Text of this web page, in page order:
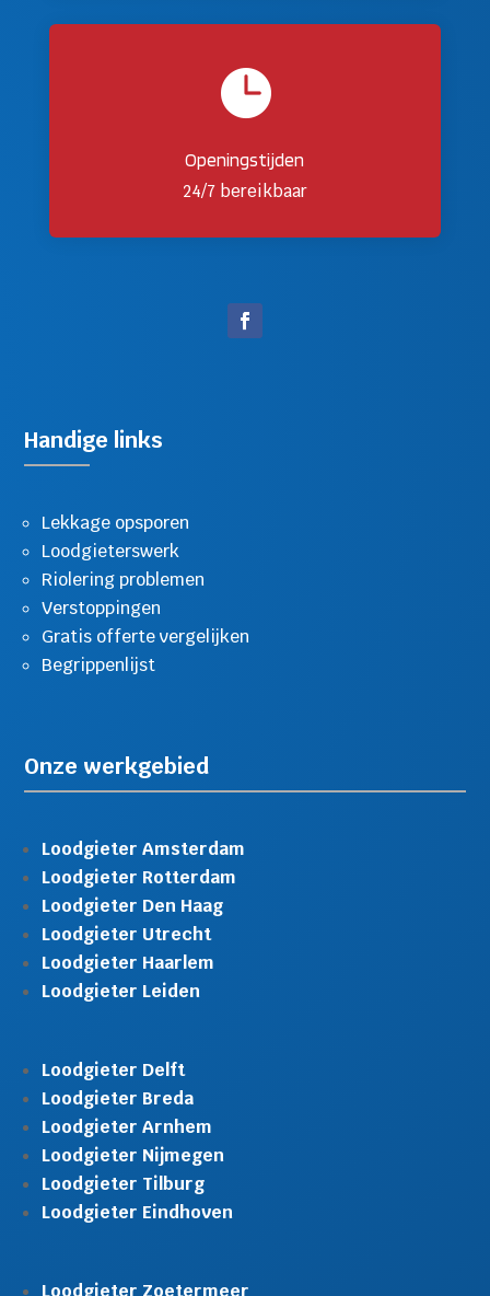

Openingstijden
24/7 bereikbaar
Handige links
Lekkage opsporen
Loodgieterswerk
Riolering problemen
Verstoppingen
Gratis offerte vergelijken
Begrippenlijst
Onze werkgebied
Loodgieter Amsterdam
Loodgieter Rotterdam
Loodgieter Den Haag
Loodgieter Utrecht
Loodgieter Haarlem
Loodgieter Leiden
Loodgieter Delft
Loodgieter Breda
Loodgieter Arnhem
Loodgieter Nijmegen
Loodgieter Tilburg
Loodgieter Eindhoven